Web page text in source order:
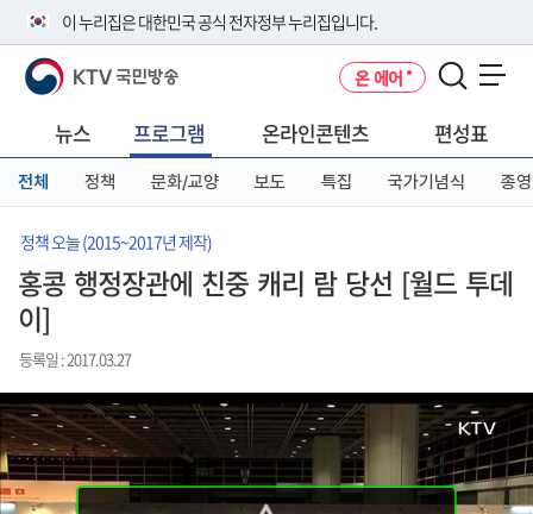
이 누리집은 대한민국 공식 전자정부 누리집입니다.
공식 누리집 주소 확인하기
니다.
이밖에 or.kr 또는 .kr등 다른 도메인 주소를 사용하고 있다면 아래 URL에
서 도메인 주소를 확인해 보세요
KTV 국민방송 온 에어
뉴스 프로그램 온라인콘텐츠 편성표
전체 정책 문화/교양 보도 특집 국가기념식 종영
정책 오늘 (2015~2017년 제작)
홍콩 행정장관에 친중 캐리 람 당선 [월드 투데
이]
등록일 : 2017.03.27